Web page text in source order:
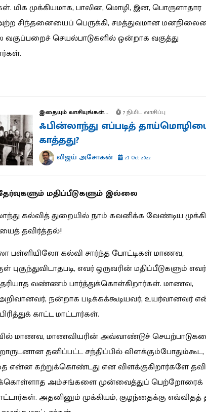
மிக முக்கியமாக, பாலின, மொழி, இன, பொருளாதார
சிந்தனையைப் பெருக்கி, சமத்துவமான
வகுப்பறைச் செயல்பாடுகளில் ஒன்றாக வகுத்து
இதையும் வாசியுங்கள்... 7 நிமிட வாசிப்பு
ஃபின்லாந்து எப்படித்
காத்தது?
விஜய் அசோகன் 23 Oct 2022
மதிப்பீடுகளும் இல்லை
கல்வித் துறையில் நாம் கவனிக்க வேண்டிய
தவிர்த்தல்!
பள்ளியிலோ கல்வி சார்ந்த போட்டிகள் மாணவ,
புகுந்துவிடாதபடி, எவர் ஒருவரின் மதிப்பீடுகளும் எவர்
வண்ணம் பார்த்துக்கொள்கிறார்கள். மாணவ,
நன்றாக படிக்கக்கூடியவர், உயர்வானவர்
காட்ட மாட்டார்கள்.
மாணவ, மாணவியரின் அவ்வாண்டுச்
தனிப்பட்ட சந்திப்பில்
என்ன கற்றுக்கொண்டது என விளக்குகிறார்களே
அம்சங்களை முன்வைத்துப் பெற்றோரைக்
அதனினும் முக்கியம், குழந்தைக்கு எவ்விதத்